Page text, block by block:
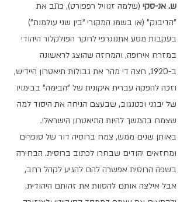
ש. אנ-סקי (שלמה זנוויל רפפורט), כתב את
"הדיבוק" (או בשמו המקורי "בין שני עולמות")
בעקבות מסע אתנוגרפי לחקר הפולקלור היהודי
במזרח אירופה, והמחזה שהוצג לראשונה
ב-1920, חצה די מהר את גבולות תיאטרון היידיש,
וזכה להפקה עברית איקונית של "הבימה" בבימויו
של יבגני וכטנגוב, שבעצם הניחה את היסוד למה
שצמח בהמשך להיות התיאטרון הישראלי.
באותן שנים ממש, צמח ברוסיה דור של סופרים
ומחזאים יהודים שבחרו לכתוב ברוסית. הבחירה
בשפה הרוסית אפשרה להם להגיע לקהל רחב,
אבל אילצה אותם להסוות את זהותם היהודית,